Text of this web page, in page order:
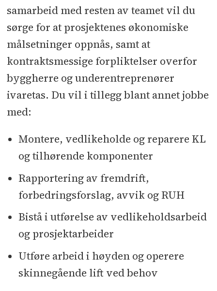
samarbeid med resten av teamet vil du
sørge for at prosjektenes økonomiske
målsetninger oppnås, samt at
kontraktsmessige forpliktelser overfor
byggherre og underentreprenører
ivaretas. Du vil i tillegg blant annet jobbe
med:
Montere, vedlikeholde og reparere KL
og tilhørende komponenter
Rapportering av fremdrift,
forbedringsforslag, avvik og RUH
Bistå i utførelse av vedlikeholdsarbeid
og prosjektarbeider
Utføre arbeid i høyden og operere
skinnegående lift ved behov